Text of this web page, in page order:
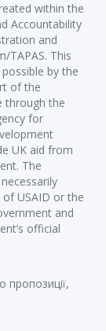
within the
Accountability
and
TAPAS. This
by the
of the
through the
for
UK aid from
The
USAID or the
and
official